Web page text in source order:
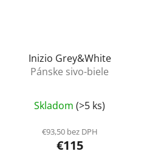
Inizio Grey&White
Pánske sivo-biele
Skladom (>5 ks)
€93,50 bez DPH
€115